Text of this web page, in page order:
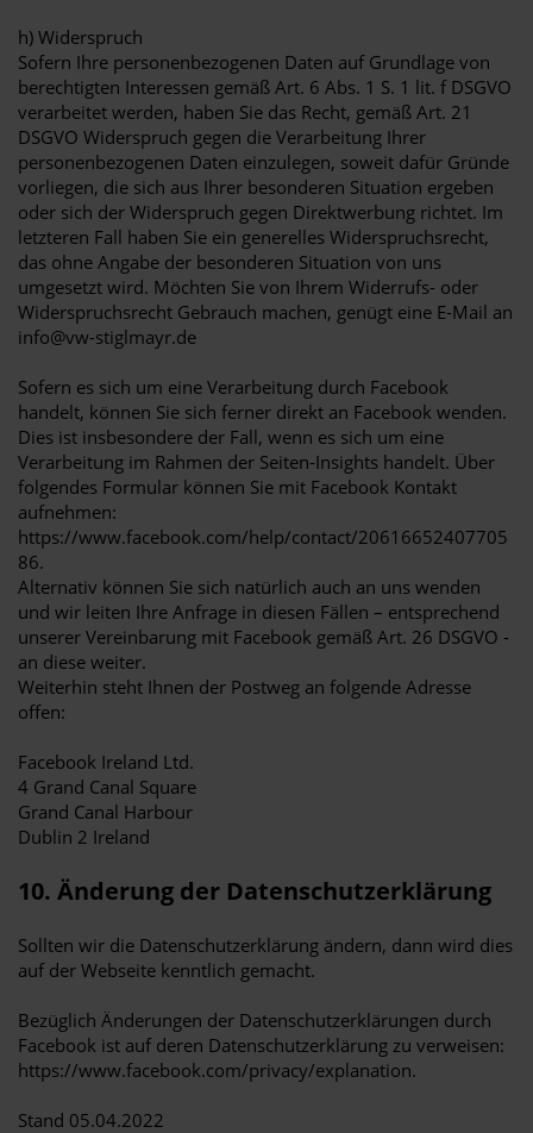
h) Widerspruch
Sofern Ihre personenbezogenen Daten auf Grundlage von
berechtigten Interessen gemäß Art. 6 Abs. 1 S. 1 lit. f DSGVO
verarbeitet werden, haben Sie das Recht, gemäß Art. 21
DSGVO Widerspruch gegen die Verarbeitung Ihrer
personenbezogenen Daten einzulegen, soweit dafür Gründe
vorliegen, die sich aus Ihrer besonderen Situation ergeben
oder sich der Widerspruch gegen Direktwerbung richtet. Im
letzteren Fall haben Sie ein generelles Widerspruchsrecht,
das ohne Angabe der besonderen Situation von uns
umgesetzt wird. Möchten Sie von Ihrem Widerrufs- oder
Widerspruchsrecht Gebrauch machen, genügt eine E-Mail an
info@vw-stiglmayr.de
Sofern es sich um eine Verarbeitung durch Facebook
handelt, können Sie sich ferner direkt an Facebook wenden.
Dies ist insbesondere der Fall, wenn es sich um eine
Verarbeitung im Rahmen der Seiten-Insights handelt. Über
folgendes Formular können Sie mit Facebook Kontakt
aufnehmen:
https://www.facebook.com/help/contact/20616652407705
86.
Alternativ können Sie sich natürlich auch an uns wenden
und wir leiten Ihre Anfrage in diesen Fällen – entsprechend
unserer Vereinbarung mit Facebook gemäß Art. 26 DSGVO -
an diese weiter.
Weiterhin steht Ihnen der Postweg an folgende Adresse
offen:
Facebook Ireland Ltd.
4 Grand Canal Square
Grand Canal Harbour
Dublin 2 Ireland
10. Änderung der Datenschutzerklärung
Sollten wir die Datenschutzerklärung ändern, dann wird dies
auf der Webseite kenntlich gemacht.
Bezüglich Änderungen der Datenschutzerklärungen durch
Facebook ist auf deren Datenschutzerklärung zu verweisen:
https://www.facebook.com/privacy/explanation.
Stand 05.04.2022